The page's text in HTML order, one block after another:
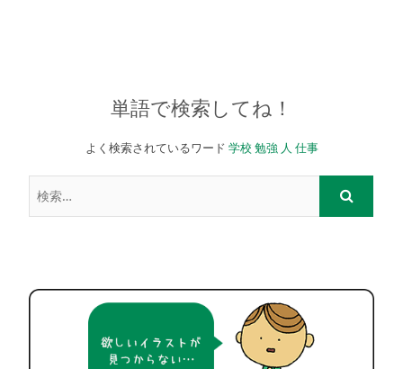
単語で検索してね！
よく検索されているワード 学校 勉強 人 仕事